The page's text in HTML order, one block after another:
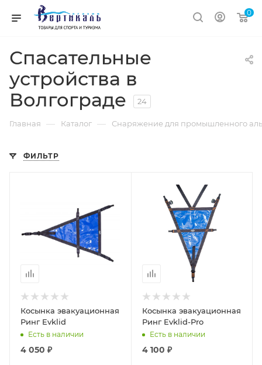
0
Спасательные
устройства в
Волгограде
24
Главная — Каталог — Снаряжение для промышленного
ФИЛЬТР
Косынка эвакуационная
Ринг Evklid
Есть в наличии
4 050 ₽
Косынка эвакуационная
Ринг Evklid-Pro
Есть в наличии
4 100 ₽